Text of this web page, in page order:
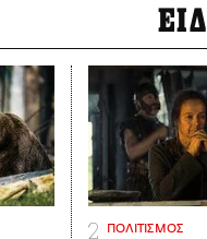
ΠΟΛΙΤΙΣΜΟΣ